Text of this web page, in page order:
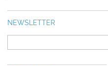
NEWSLETTER